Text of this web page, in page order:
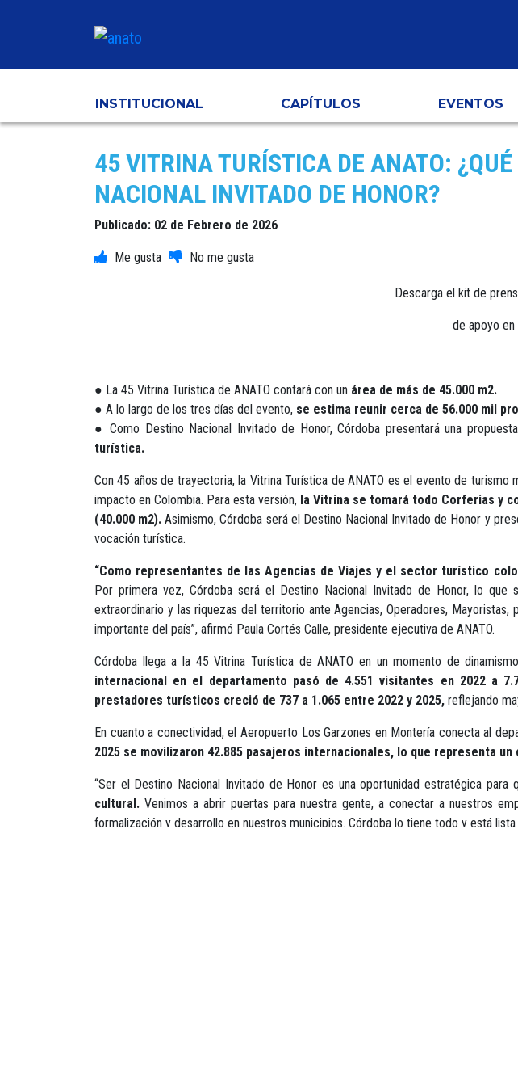
INSTITUCIONAL CAPÍTULOS EVENTOS
45 VITRINA TURÍSTICA DE ANATO:
NACIONAL INVITADO DE HONOR?
Publicado: 02 de Febrero de 2026
Descarga el kit de
de apoyo
● La 45 Vitrina Turística de ANATO contará con un área de más de 45.000 m2.
● A lo largo de los tres días del evento, se estima reunir cerca de 56.000 mil
● Como Destino Nacional Invitado de Honor, Córdoba presentará una
turística.
Con 45 años de trayectoria, la Vitrina Turística de ANATO es el evento de
impacto en Colombia. Para esta versión, la Vitrina se tomará todo Corferias y
(40.000 m2). Asimismo, Córdoba será el Destino Nacional Invitado de Honor y
vocación turística.
“Como representantes de las Agencias de Viajes y el sector turístico
Por primera vez, Córdoba será el Destino Nacional Invitado de Honor, lo
extraordinario y las riquezas del territorio ante Agencias, Operadores,
importante del país”, afirmó Paula Cortés Calle, presidente ejecutiva de ANATO.
Córdoba llega a la 45 Vitrina Turística de ANATO en un momento de
internacional en el departamento pasó de 4.551 visitantes en 2022 a
prestadores turísticos creció de 737 a 1.065 entre 2022 y 2025, reflejando
En cuanto a conectividad, el Aeropuerto Los Garzones en Montería conecta al
2025 se movilizaron 42.885 pasajeros internacionales, lo que representa
“Ser el Destino Nacional Invitado de Honor es una oportunidad estratégica para
cultural. Venimos a abrir puertas para nuestra gente, a conectar a nuestros
formalización y desarrollo en nuestros municipios. Córdoba lo tiene todo y está